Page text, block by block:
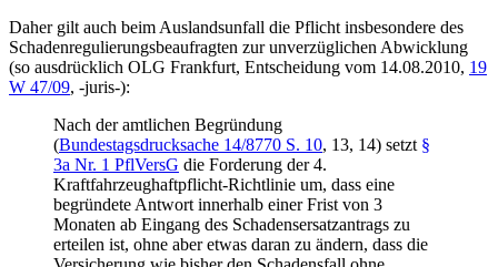
Daher gilt auch beim Auslandsunfall die Pflicht insbesondere des
Schadenregulierungsbeaufragten zur unverzüglichen Abwicklung
(so ausdrücklich OLG Frankfurt, Entscheidung vom 14.08.2010, 19
W 47/09, -juris-):
Nach der amtlichen Begründung
(Bundestagsdrucksache 14/8770 S. 10, 13, 14) setzt §
3a Nr. 1 PflVersG die Forderung der 4.
Kraftfahrzeughaftpflicht-Richtlinie um, dass eine
begründete Antwort innerhalb einer Frist von 3
Monaten ab Eingang des Schadensersatzantrags zu
erteilen ist, ohne aber etwas daran zu ändern, dass die